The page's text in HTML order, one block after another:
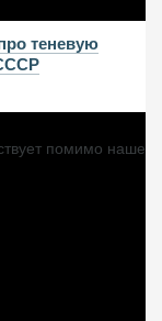
теневую